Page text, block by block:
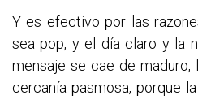
Y es efectivo por las
sea pop, y el día claro y la
mensaje se cae de
cercanía pasmosa, porque